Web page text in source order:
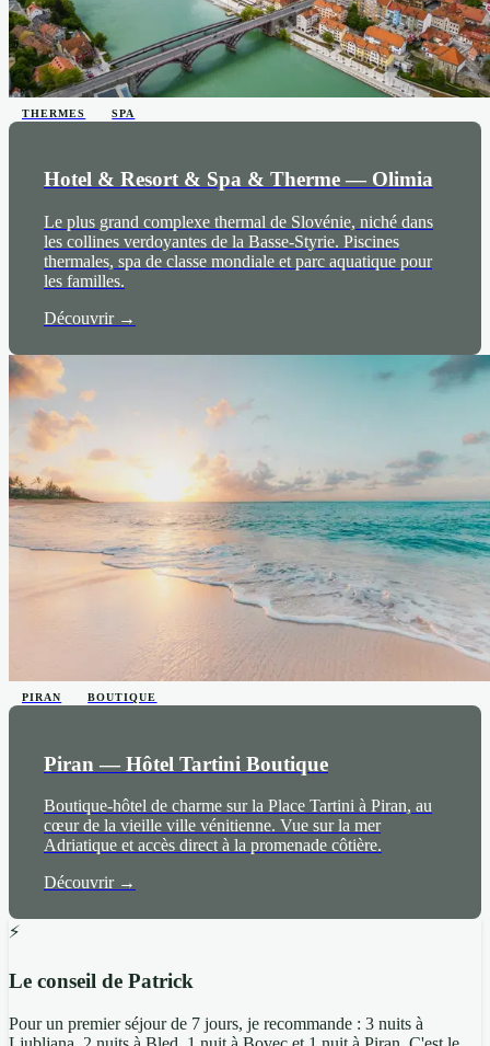
THERMES SPA
Hotel & Resort & Spa & Therme — Olimia
Le plus grand complexe thermal de Slovénie, niché dans
les collines verdoyantes de la Basse-Styrie. Piscines
thermales, spa de classe mondiale et parc aquatique pour
les familles.
Découvrir →
PIRAN BOUTIQUE
Piran — Hôtel Tartini Boutique
Boutique-hôtel de charme sur la Place Tartini à Piran, au
cœur de la vieille ville vénitienne. Vue sur la mer
Adriatique et accès direct à la promenade côtière.
Découvrir →
⚡
Le conseil de Patrick
Pour un premier séjour de 7 jours, je recommande : 3 nuits à